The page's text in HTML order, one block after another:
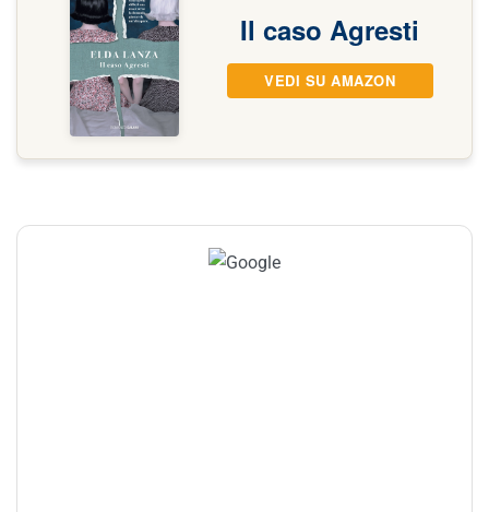
Il caso Agresti
VEDI SU AMAZON